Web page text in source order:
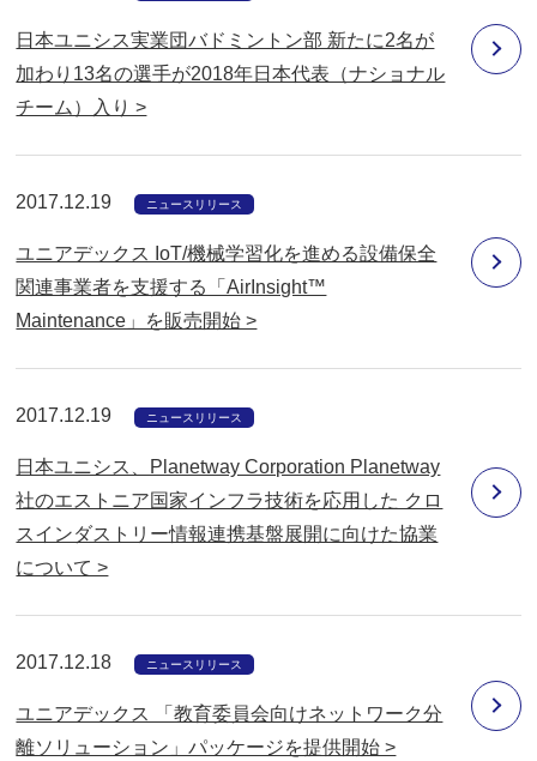
日本ユニシス実業団バドミントン部 新たに2名が
加わり13名の選手が2018年日本代表（ナショナル
チーム）入り >
2017.12.19 ニュースリリース
ユニアデックス IoT/機械学習化を進める設備保全
関連事業者を支援する「AirInsight™
Maintenance」を販売開始 >
2017.12.19 ニュースリリース
日本ユニシス、Planetway Corporation Planetway
社のエストニア国家インフラ技術を応用した クロ
スインダストリー情報連携基盤展開に向けた協業
について >
2017.12.18 ニュースリリース
ユニアデックス 「教育委員会向けネットワーク分
離ソリューション」パッケージを提供開始 >